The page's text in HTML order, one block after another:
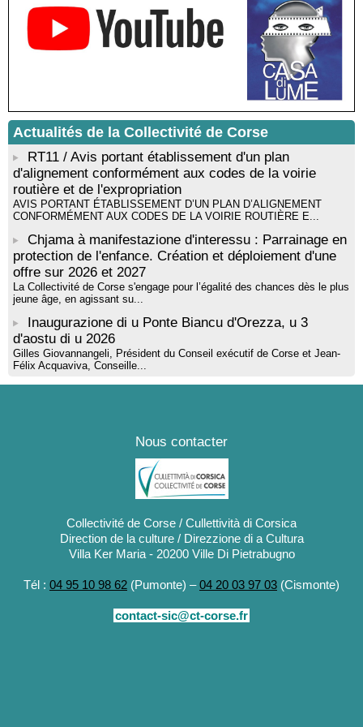
Médiathèque de Castagniccia Mare et Monti - I Fulelli
Rencontre / dédicace avec Lucrèce Luciani autour de son
livre « La ballade du pendu du Niolu» - Mediateca territuriale di
Santa Lucia di Tallà
Mise en musique d’un livre jeunesse par Annik Meschinet,
musicienne pédagogue : Ateliers d’expression sonore, vocale,
rythmique et corporelle - Mediateca territuriale di Santa Lucia di
Tallà
! Événement reporté ! Cycle de conférences peinture animé
par Alexandre Dominati - Mediateca territuriale di Santa Lucia di
Tallà
Actualités de la Collectivité de Corse
RT11 / Avis portant établissement d'un plan
d'alignement conformément aux codes de la voirie
routière et de l'expropriation
AVIS PORTANT ÉTABLISSEMENT D’UN PLAN D’ALIGNEMENT
CONFORMÉMENT AUX CODES DE LA VOIRIE ROUTIÈRE E...
Chjama à manifestazione d'interessu : Parrainage en
protection de l'enfance. Création et déploiement d'une
offre sur 2026 et 2027
La Collectivité de Corse s'engage pour l’égalité des chances dès le plus
jeune âge, en agissant su...
Inaugurazione di u Ponte Biancu d'Orezza, u 3
d'aostu di u 2026
Gilles Giovannangeli, Président du Conseil exécutif de Corse et Jean-
Félix Acquaviva, Conseille...
Nous contacter
Collectivité de Corse / Cullettività di Corsica
Direction de la culture / Direzzione di a Cultura
Villa Ker Maria - 20200 Ville Di Pietrabugno
Tél : 04 95 10 98 62 (Pumonte) –04 20 03 97 03 (Cismonte)
contact-sic@ct-corse.fr